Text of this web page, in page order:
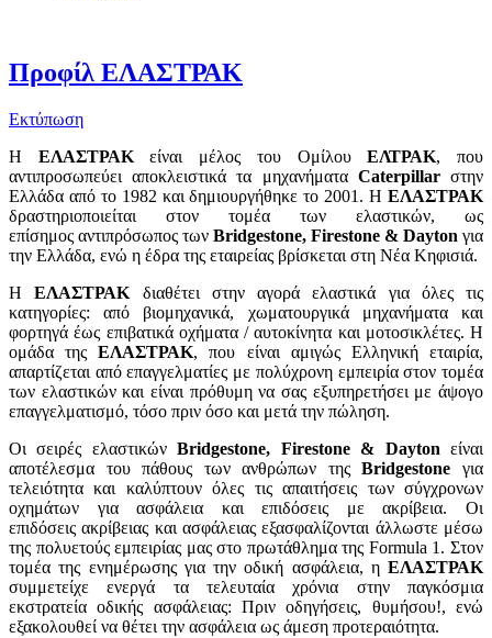
Προφίλ ΕΛΑΣΤΡΑΚ
Εκτύπωση
Η ΕΛΑΣΤΡΑΚείναι μέλος του ΟμίλουΕΛΤΡΑΚ, που
αντιπροσωπεύει αποκλειστικά τα μηχανήματα Caterpillarστην
Ελλάδα από το 1982 και δημιουργήθηκε το 2001. Η ΕΛΑΣΤΡΑΚ
δραστηριοποιείται στον τομέα των ελαστικών, ως
επίσημος αντιπρόσωπος των Bridgestone, Firestone & Dayton για
την Ελλάδα, ενώ η έδρα της εταιρείας βρίσκεται στη Νέα Κηφισιά.
ΗΕΛΑΣΤΡΑΚ διαθέτει στην αγορά ελαστικά για όλες τις
κατηγορίες: από βιομηχανικά, χωματουργικά μηχανήματα και
φορτηγά έως επιβατικά οχήματα / αυτοκίνητα και μοτοσικλέτες. Η
ομάδα τηςΕΛΑΣΤΡΑΚ, που είναι αμιγώς Ελληνική εταιρία,
απαρτίζεται από επαγγελματίες με πολύχρονη εμπειρία στον τομέα
των ελαστικών και είναι πρόθυμη να σας εξυπηρετήσει με άψογο
επαγγελματισμό, τόσο πριν όσο και μετά την πώληση.
Οι σειρές ελαστικώνBridgestone, Firestone & Dayton είναι
αποτέλεσμα του πάθους των ανθρώπων τηςBridgestone για
τελειότητα και καλύπτουν όλες τις απαιτήσεις των σύγχρονων
οχημάτων για ασφάλεια και επιδόσεις με ακρίβεια. Οι
επιδόσεις ακρίβειας και ασφάλειας εξασφαλίζονται άλλωστε μέσω
της πολυετούς εμπειρίας μας στο πρωτάθλημα της Formula 1. Στον
τομέα της ενημέρωσης για την οδική ασφάλεια, η ΕΛΑΣΤΡΑΚ
συμμετείχε ενεργά τα τελευταία χρόνια στην παγκόσμια
εκστρατεία οδικής ασφάλειας: Πριν οδηγήσεις, θυμήσου!, ενώ
εξακολουθεί να θέτει την ασφάλεια ως άμεση προτεραιότητα.